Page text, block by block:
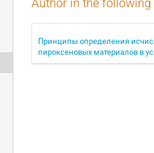
Author in the
Принципы определения
пироксеновых материалов в